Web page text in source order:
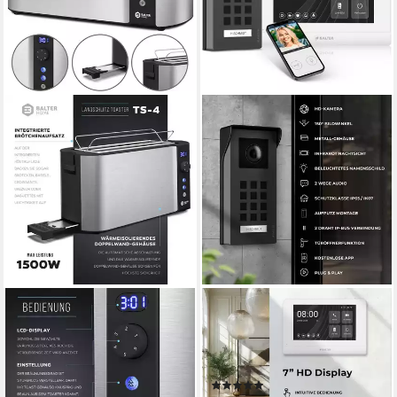
BALTER
Toaster TS-04-LCD
Edehlstahl Silber, Langschlitz,
für 4 Scheiben, 1500 W, LCD
Restzeitanzeige,
BALTER
Video-Türsprechanlage Entri
Set M Video Türsprechanlage
(Komplettset)
(2)